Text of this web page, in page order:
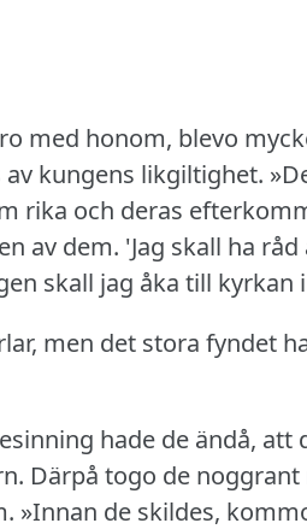
med honom, blevo
kungens likgiltighet.
rika och deras
av dem. 'Jag skall ha
skall jag åka till kyrkan
men det stora fyndet
hade de ändå, att
Därpå togo de
»Innan de skildes,